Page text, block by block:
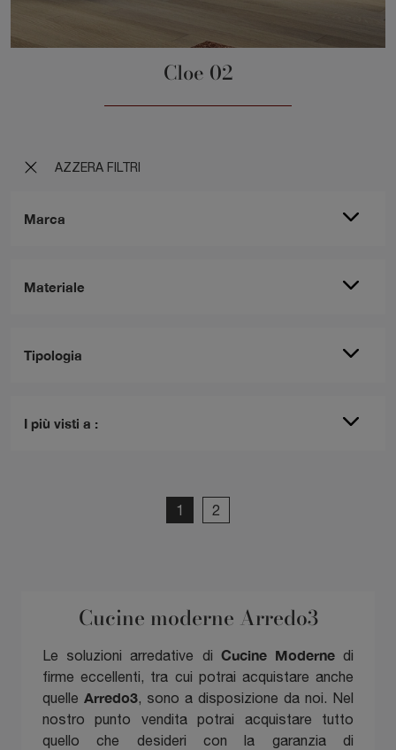
AZZERA FILTRI
Marca
Materiale
Tipologia
I più visti a :
Cloe 02
1 2
Cucine moderne Arredo3
Le soluzioni arredative di Cucine Modernedi
firme eccellenti, tra cui potrai acquistare anche
quelle Arredo3, sono a disposizione da noi. Nel
nostro punto vendita potrai acquistare tutto
quello che desideri con la garanzia di